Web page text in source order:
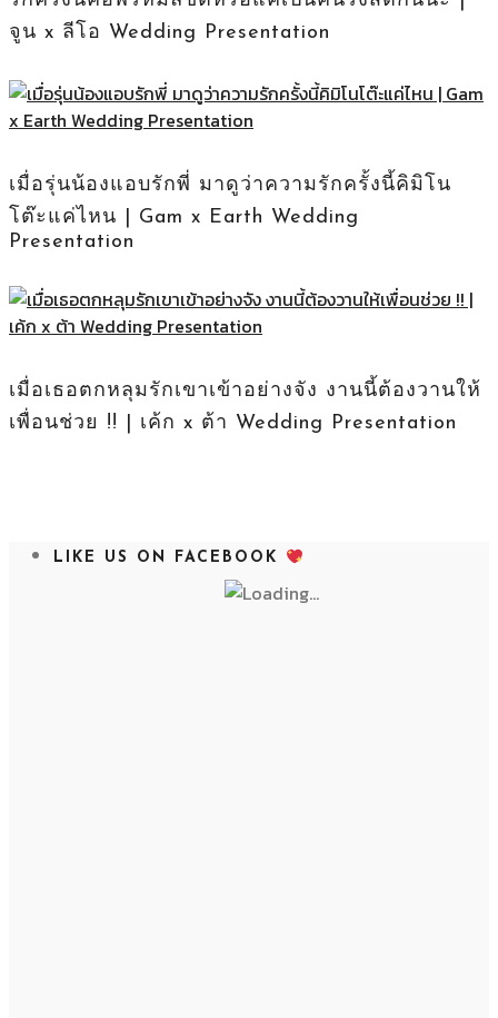
จูน x ลีโอ Wedding Presentation
เมื่อรุ่นน้องแอบรักพี่ มาดูว่าความรักครั้งนี้คิมิโน
โต๊ะแค่ไหน | Gam x Earth Wedding
Presentation
เมื่อเธอตกหลุมรักเขาเข้าอย่างจัง งานนี้ต้องวานให้
เพื่อนช่วย !! | เค้ก x ต้า Wedding Presentation
LIKE US ON FACEBOOK